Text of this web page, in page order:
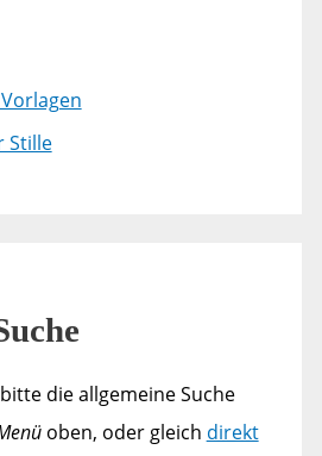
Stille
die allgemeine Suche
oben, oder gleich direkt